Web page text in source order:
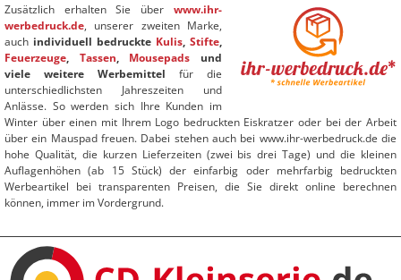
Zusätzlich erhalten Sie über www.ihr-
werbedruck.de, unserer zweiten Marke,
auch individuell bedruckte Kulis, Stifte,
Feuerzeuge, Tassen, Mousepads und
viele weitere Werbemittel für die
unterschiedlichsten Jahreszeiten und
Anlässe. So werden sich Ihre Kunden im
Winter über einen mit Ihrem Logo bedruckten Eiskratzer oder bei der Arbeit
über ein Mauspad freuen. Dabei stehen auch bei www.ihr-werbedruck.de die
hohe Qualität, die kurzen Lieferzeiten (zwei bis drei Tage) und die kleinen
Auflagenhöhen (ab 15 Stück) der einfarbig oder mehrfarbig bedruckten
Werbeartikel bei transparenten Preisen, die Sie direkt online berechnen
können, immer im Vordergrund.